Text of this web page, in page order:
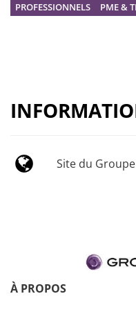
PROFESSIONNELS
PME &
Site du Groupe
À PROPOS